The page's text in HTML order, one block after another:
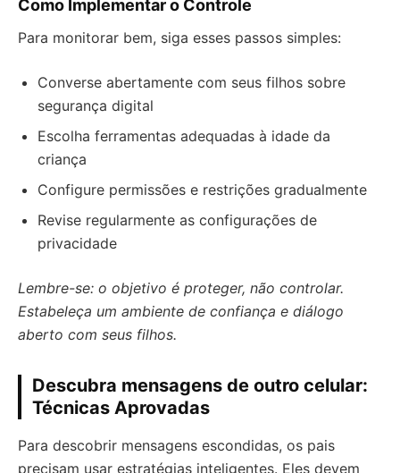
Como Implementar o Controle
Para monitorar bem, siga esses passos simples:
Converse abertamente com seus filhos sobre
segurança digital
Escolha ferramentas adequadas à idade da
criança
Configure permissões e restrições gradualmente
Revise regularmente as configurações de
privacidade
Lembre-se: o objetivo é proteger, não controlar.
Estabeleça um ambiente de confiança e diálogo
aberto com seus filhos.
Descubra mensagens de outro celular:
Técnicas Aprovadas
Para descobrir mensagens escondidas, os pais
precisam usar estratégias inteligentes. Eles devem